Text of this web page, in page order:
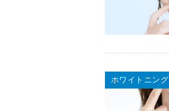
ホワイトニング